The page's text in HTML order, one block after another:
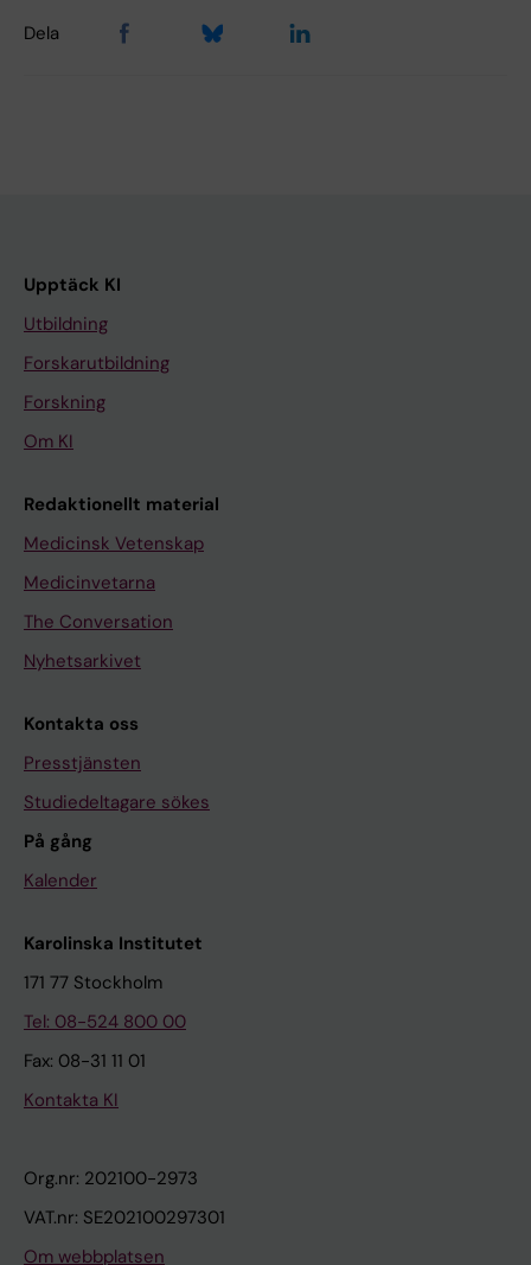
Dela
Upptäck KI
Utbildning
Forskarutbildning
Forskning
Om KI
Redaktionellt material
Medicinsk Vetenskap
Medicinvetarna
The Conversation
Nyhetsarkivet
Kontakta oss
Presstjänsten
Studiedeltagare sökes
På gång
Kalender
Karolinska Institutet
171 77 Stockholm
Tel: 08-524 800 00
Fax: 08-31 11 01
Kontakta KI
Org.nr: 202100-2973
VAT.nr: SE202100297301
Om webbplatsen